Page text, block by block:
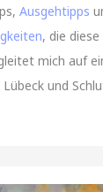
Ausgehtipps
, die
mich auf
und